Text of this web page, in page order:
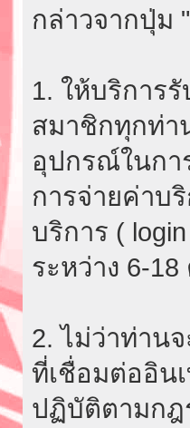
กล่าวจากปุ่ม
1. ให้บริการ
สมาชิกทุกท่า
อุปกรณ์ในกา
การจ่ายค่าบ
บริการ (
ระหว่าง 6-
2. ไม่ว่าท่าน
ที่เชื่อมต่ออิน
ปฏิบัติตามกฎ